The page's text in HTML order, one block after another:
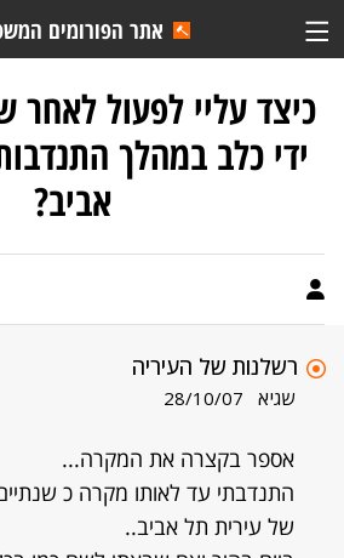
אתר הפורומים
כיצד עליי לפעול
ידי כלב במהלך
אביב?
רשלנות של העיריה
שגיא 28/10/07
אספר בקצרה את המקרה...
התנדבתי עד לאותו מקרה כ
של עירית תל אביב..